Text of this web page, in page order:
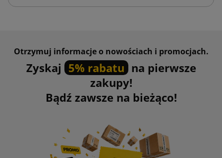
Otrzymuj informacje o nowościach i promocjach.
Zyskaj 5% rabatu na pierwsze
zakupy!
Bądź zawsze na bieżąco!